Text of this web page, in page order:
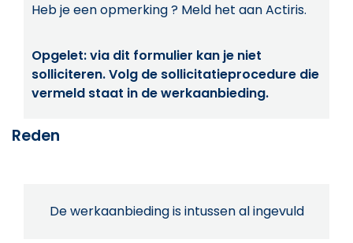
Heb je een opmerking ? Meld het aan Actiris.
Opgelet: via dit formulier kan je niet
solliciteren. Volg de sollicitatieprocedure die
vermeld staat in de werkaanbieding.
Reden
De werkaanbieding is intussen al ingevuld